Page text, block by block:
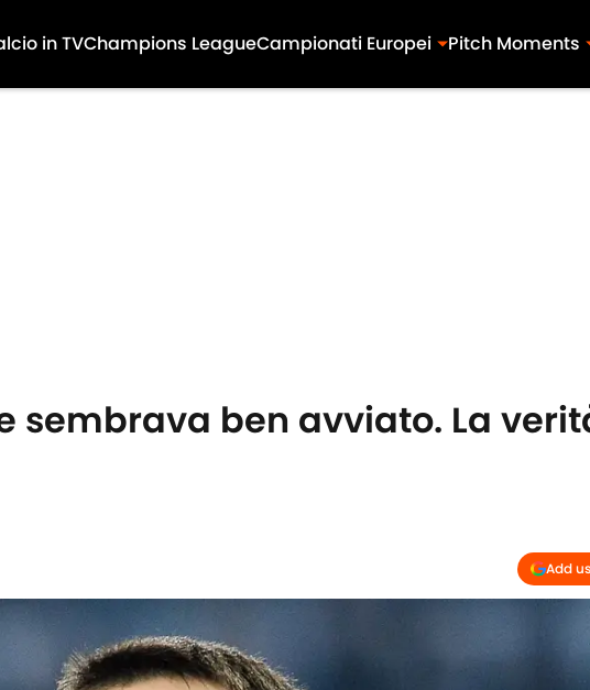
in TVChampions LeagueCampionati Europei Pitch Moments
sembrava ben avviato. La
Add